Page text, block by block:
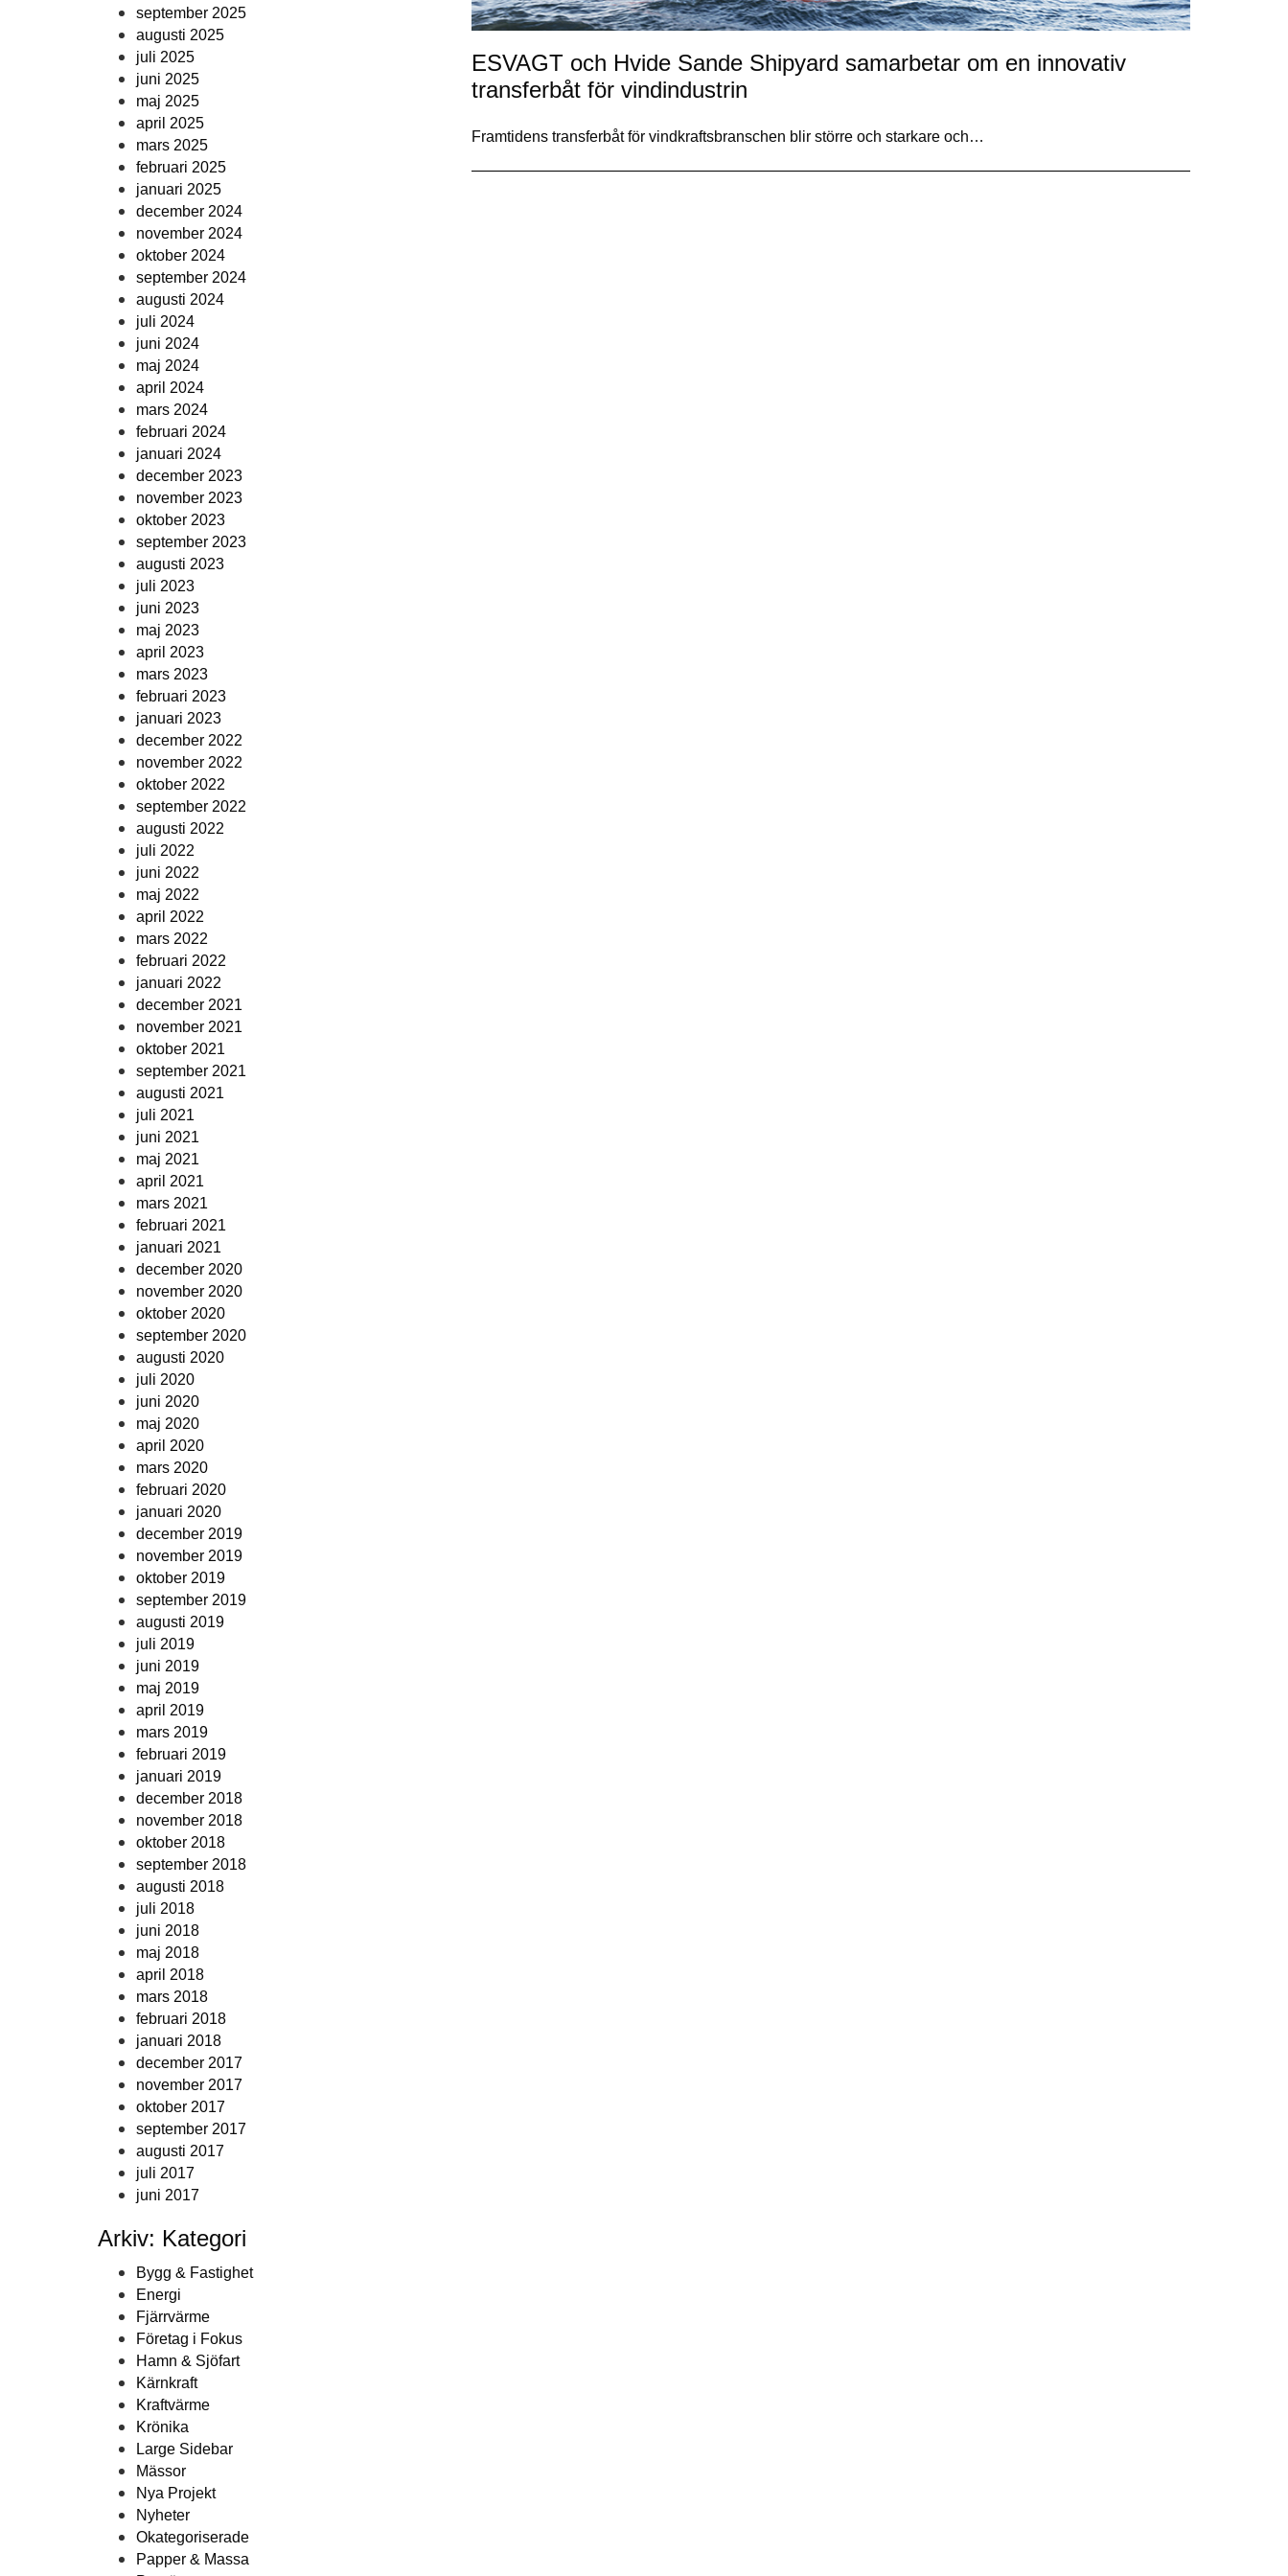
september 2025
augusti 2025
juli 2025
juni 2025
maj 2025
april 2025
mars 2025
februari 2025
januari 2025
december 2024
november 2024
oktober 2024
september 2024
augusti 2024
juli 2024
juni 2024
maj 2024
april 2024
mars 2024
februari 2024
januari 2024
december 2023
november 2023
oktober 2023
september 2023
augusti 2023
juli 2023
juni 2023
maj 2023
april 2023
mars 2023
februari 2023
januari 2023
december 2022
november 2022
oktober 2022
september 2022
augusti 2022
juli 2022
juni 2022
maj 2022
april 2022
mars 2022
februari 2022
januari 2022
december 2021
november 2021
oktober 2021
september 2021
augusti 2021
juli 2021
juni 2021
maj 2021
april 2021
mars 2021
februari 2021
januari 2021
december 2020
november 2020
oktober 2020
september 2020
augusti 2020
juli 2020
juni 2020
maj 2020
april 2020
mars 2020
februari 2020
januari 2020
december 2019
november 2019
oktober 2019
september 2019
augusti 2019
juli 2019
juni 2019
maj 2019
april 2019
mars 2019
februari 2019
januari 2019
december 2018
november 2018
oktober 2018
september 2018
augusti 2018
juli 2018
juni 2018
maj 2018
april 2018
mars 2018
februari 2018
januari 2018
december 2017
november 2017
oktober 2017
september 2017
augusti 2017
juli 2017
juni 2017
Arkiv: Kategori
Bygg & Fastighet
Energi
Fjärrvärme
Företag i Fokus
Hamn & Sjöfart
Kärnkraft
Kraftvärme
Krönika
Large Sidebar
Mässor
Nya Projekt
Nyheter
Okategoriserade
Papper & Massa
ESVAGT och Hvide Sande Shipyard samarbetar om en innovativ
transferbåt för vindindustrin
Framtidens transferbåt för vindkraftsbranschen blir större och starkare och…